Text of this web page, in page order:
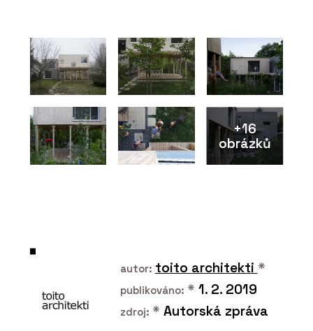
+16
obrázků
autor: toito architekti *
publikováno: * 1. 2. 2019
zdroj: * Autorská zpráva